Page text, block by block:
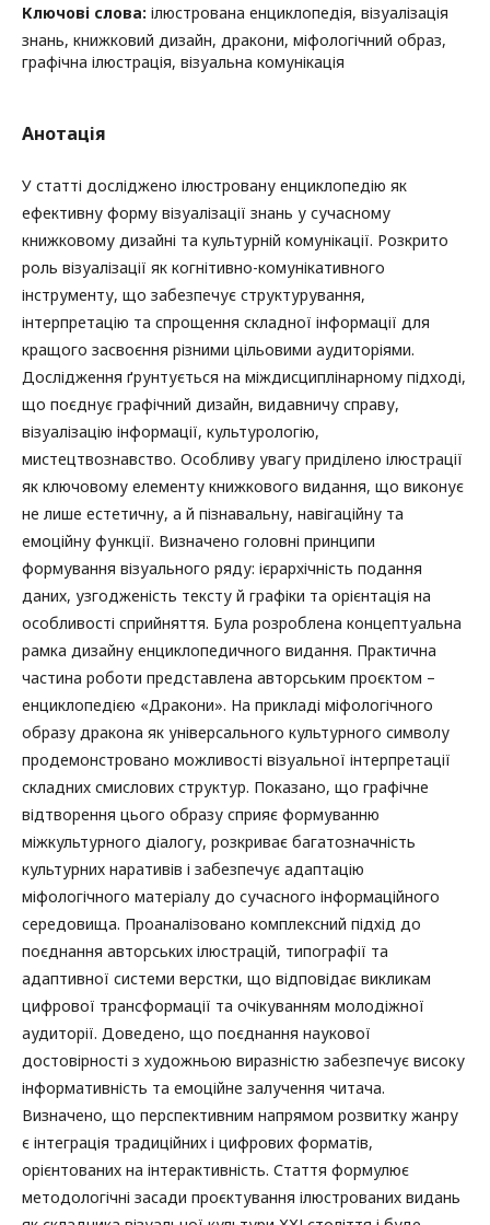
Ключові слова: ілюстрована енциклопедія, візуалізація
знань, книжковий дизайн, дракони, міфологічний образ,
графічна ілюстрація, візуальна комунікація
Анотація
У статті досліджено ілюстровану енциклопедію як
ефективну форму візуалізації знань у сучасному
книжковому дизайні та культурній комунікації. Розкрито
роль візуалізації як когнітивно-комунікативного
інструменту, що забезпечує структурування,
інтерпретацію та спрощення складної інформації для
кращого засвоєння різними цільовими аудиторіями.
Дослідження ґрунтується на міждисциплінарному підході,
що поєднує графічний дизайн, видавничу справу,
візуалізацію інформації, культурологію,
мистецтвознавство. Особливу увагу приділено ілюстрації
як ключовому елементу книжкового видання, що виконує
не лише естетичну, а й пізнавальну, навігаційну та
емоційну функції. Визначено головні принципи
формування візуального ряду: ієрархічність подання
даних, узгодженість тексту й графіки та орієнтація на
особливості сприйняття. Була розроблена концептуальна
рамка дизайну енциклопедичного видання. Практична
частина роботи представлена авторським проєктом –
енциклопедією «Дракони». На прикладі міфологічного
образу дракона як універсального культурного символу
продемонстровано можливості візуальної інтерпретації
складних смислових структур. Показано, що графічне
відтворення цього образу сприяє формуванню
міжкультурного діалогу, розкриває багатозначність
культурних наративів і забезпечує адаптацію
міфологічного матеріалу до сучасного інформаційного
середовища. Проаналізовано комплексний підхід до
поєднання авторських ілюстрацій, типографії та
адаптивної системи верстки, що відповідає викликам
цифрової трансформації та очікуванням молодіжної
аудиторії. Доведено, що поєднання наукової
достовірності з художньою виразністю забезпечує високу
інформативність та емоційне залучення читача.
Визначено, що перспективним напрямом розвитку жанру
є інтеграція традиційних і цифрових форматів,
орієнтованих на інтерактивність. Стаття формулює
методологічні засади проєктування ілюстрованих видань